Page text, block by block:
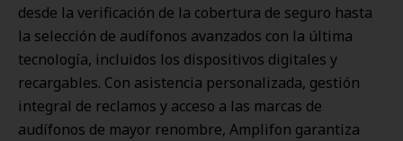
desde la verificación de la cobertura de seguro hasta
la selección de audífonos avanzados con la última
tecnología, incluidos los dispositivos digitales y
recargables. Con asistencia personalizada, gestión
integral de reclamos y acceso a las marcas de
audífonos de mayor renombre, Amplifon garantiza